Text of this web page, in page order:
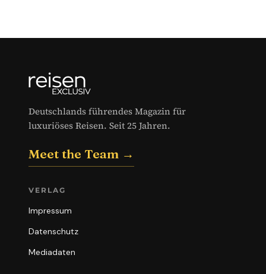
Deutschlands führendes Magazin für
luxuriöses Reisen. Seit 25 Jahren.
Meet the Team →
VERLAG
Impressum
Datenschutz
Mediadaten